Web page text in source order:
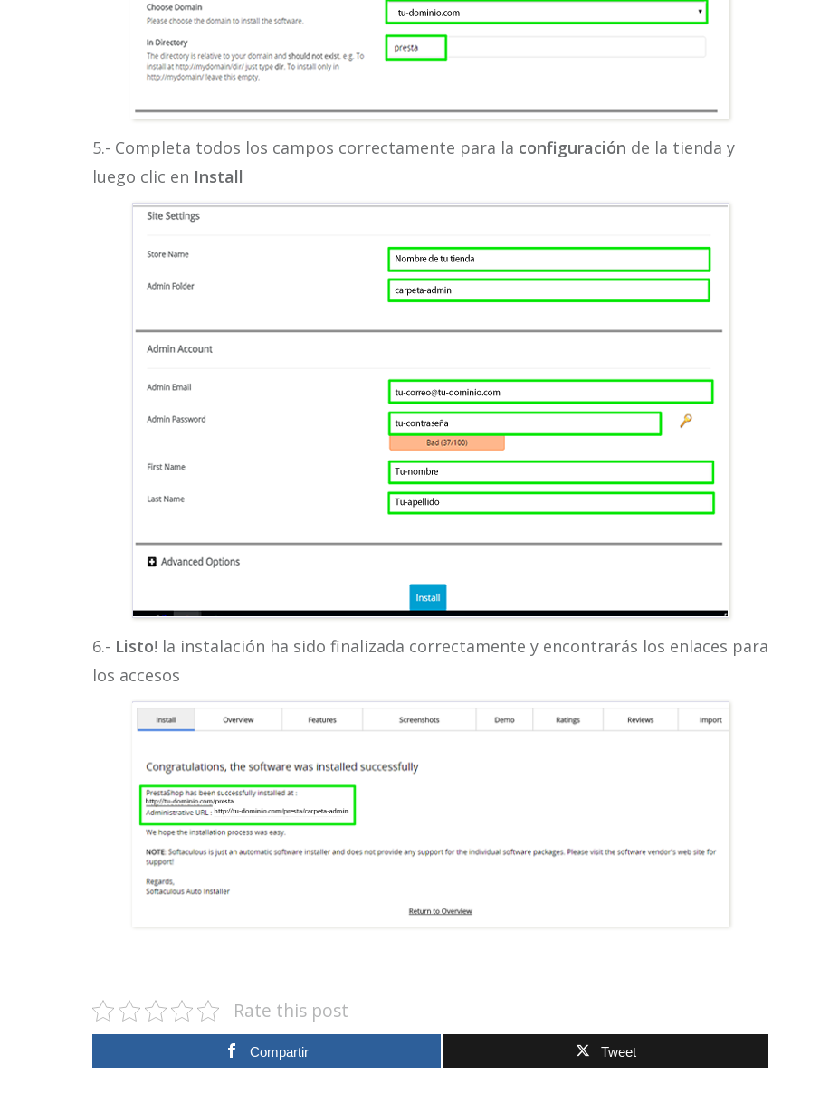
5.- Completa todos los campos correctamente para la configuración de la tienda y
luego clic en Install
6.- Listo! la instalación ha sido finalizada correctamente y encontrarás los enlaces para
los accesos
Rate this post
Compartir Tweet